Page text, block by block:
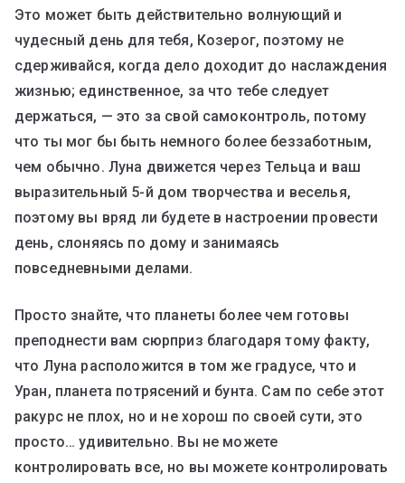
Это может быть действительно волнующий и
чудесный день для тебя, Козерог, поэтому не
сдерживайся, когда дело доходит до наслаждения
жизнью; единственное, за что тебе следует
держаться, — это за свой самоконтроль, потому
что ты мог бы быть немного более беззаботным,
чем обычно. Луна движется через Тельца и ваш
выразительный 5-й дом творчества и веселья,
поэтому вы вряд ли будете в настроении провести
день, слоняясь по дому и занимаясь
повседневными делами.
Просто знайте, что планеты более чем готовы
преподнести вам сюрприз благодаря тому факту,
что Луна расположится в том же градусе, что и
Уран, планета потрясений и бунта. Сам по себе этот
ракурс не плох, но и не хорош по своей сути, это
просто… удивительно. Вы не можете
контролировать все, но вы можете контролировать